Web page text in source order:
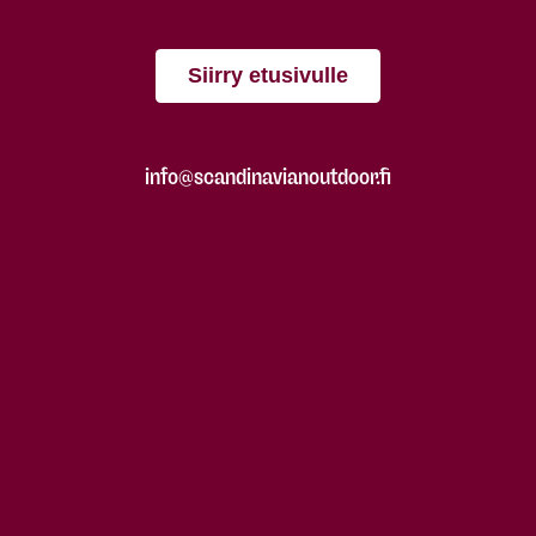
Siirry etusivulle
info@scandinavianoutdoor.fi